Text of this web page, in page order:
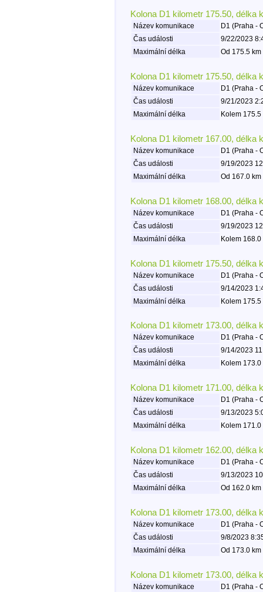
Kolona D1 kilometr 175.50, délka
Název komunikace
D1 (Praha -
Čas události
9/22/2023
Maximální délka
Od 175.5
Kolona D1 kilometr 175.50, délka
Název komunikace
D1 (Praha -
Čas události
9/21/2023
Maximální délka
Kolem
Kolona D1 kilometr 167.00, délka
Název komunikace
D1 (Praha -
Čas události
9/19/2023
Maximální délka
Od 167.0
Kolona D1 kilometr 168.00, délka
Název komunikace
D1 (Praha -
Čas události
9/19/2023
Maximální délka
Kolem
Kolona D1 kilometr 175.50, délka
Název komunikace
D1 (Praha -
Čas události
9/14/2023
Maximální délka
Kolem
Kolona D1 kilometr 173.00, délka
Název komunikace
D1 (Praha -
Čas události
9/14/2023
Maximální délka
Kolem
Kolona D1 kilometr 171.00, délka
Název komunikace
D1 (Praha -
Čas události
9/13/2023
Maximální délka
Kolem
Kolona D1 kilometr 162.00, délka
Název komunikace
D1 (Praha -
Čas události
9/13/2023
Maximální délka
Od 162.0
Kolona D1 kilometr 173.00, délka
Název komunikace
D1 (Praha -
Čas události
9/8/2023
Maximální délka
Od 173.0
Kolona D1 kilometr 173.00, délka
Název komunikace
D1 (Praha -